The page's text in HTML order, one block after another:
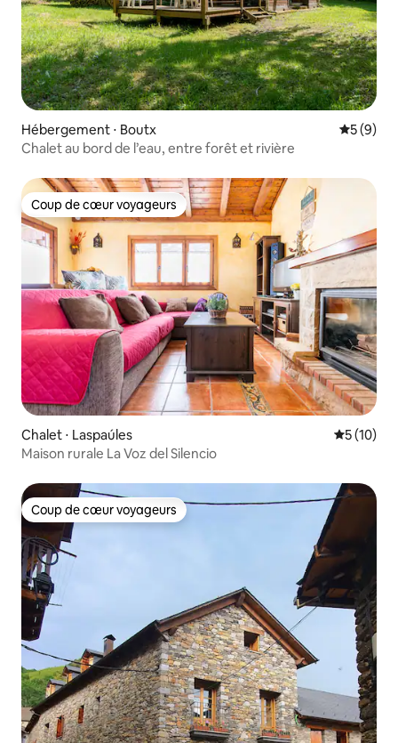
Hébergement ⋅ Boutx
5 (9)
Chalet au bord de l’eau, entre forêt et rivière
Coup de cœur voyageurs
Coup de cœur voyageurs
Chalet ⋅ Laspaúles
5 (10)
Maison rurale La Voz del Silencio
Coup de cœur voyageurs
Coup de cœur voyageurs